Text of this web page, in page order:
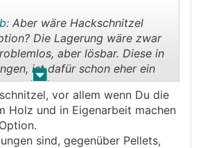
. .
Aber wäre Hackschnitzel
Die Lagerung wäre zwar
aber lösbar. Diese in
ist dafür schon eher ein
vor allem wenn Du die
Holz und in Eigenarbeit machen
sind, gegenüber Pellets,